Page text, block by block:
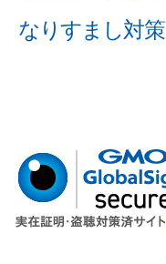
なりすまし対策